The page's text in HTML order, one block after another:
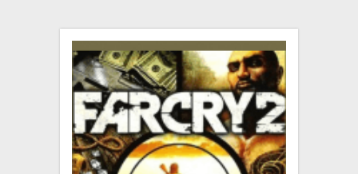
KONTAKT
PRODEJNY
DOPRAVA